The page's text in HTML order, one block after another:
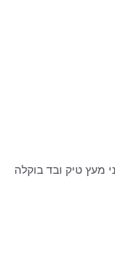
מעץ טיק ובד בוקלה